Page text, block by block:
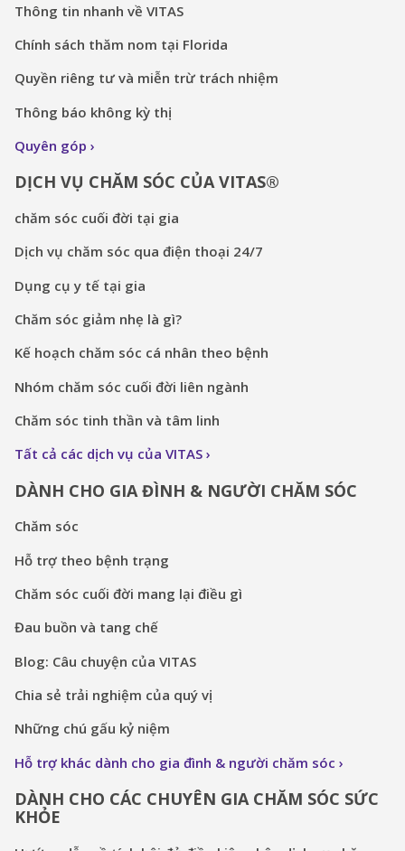
Thông tin nhanh về VITAS
Chính sách thăm nom tại Florida
Quyền riêng tư và miễn trừ trách nhiệm
Thông báo không kỳ thị
Quyên góp
DỊCH VỤ CHĂM SÓC CỦA VITAS®
chăm sóc cuối đời tại gia
Dịch vụ chăm sóc qua điện thoại 24/7
Dụng cụ y tế tại gia
Chăm sóc giảm nhẹ là gì?
Kế hoạch chăm sóc cá nhân theo bệnh
Nhóm chăm sóc cuối đời liên ngành
Chăm sóc tinh thần và tâm linh
Tất cả các dịch vụ của VITAS
DÀNH CHO GIA ĐÌNH & NGƯỜI CHĂM SÓC
Chăm sóc
Hỗ trợ theo bệnh trạng
Chăm sóc cuối đời mang lại điều gì
Đau buồn và tang chế
Blog: Câu chuyện của VITAS
Chia sẻ trải nghiệm của quý vị
Những chú gấu kỷ niệm
Hỗ trợ khác dành cho gia đình & người chăm sóc
DÀNH CHO CÁC CHUYÊN GIA CHĂM SÓC SỨC
KHỎE